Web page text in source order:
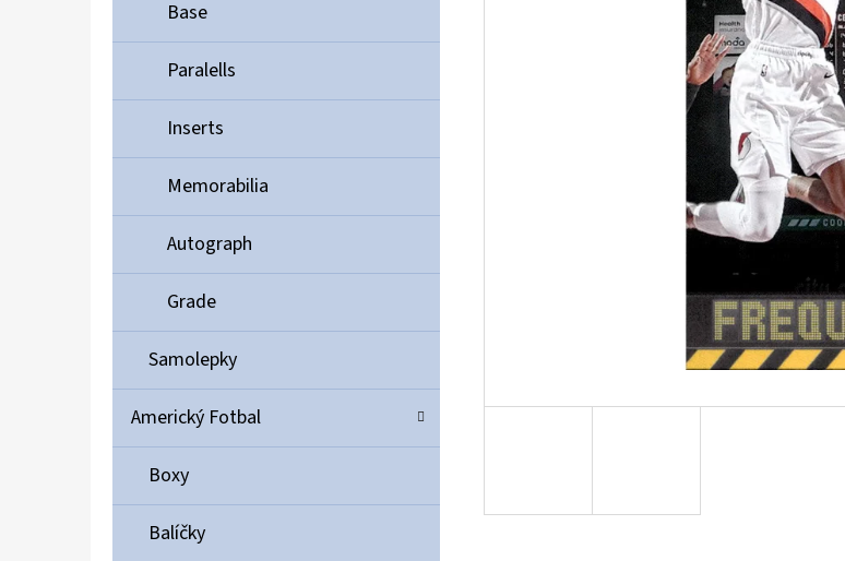
Base
Paralells
Inserts
Memorabilia
Autograph
Grade
Samolepky
Americký Fotbal
Boxy
Balíčky
ULTIMATE GUARD MAGNETIC CARD CASE 35PT
2024-25 PANINI HAUNTED HOOPS PACK